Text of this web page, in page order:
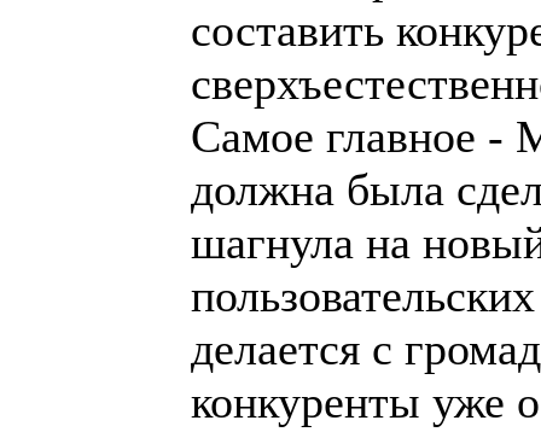
составить
Самое главное -
должна была
шагнула на
делается с
конкуренты уже